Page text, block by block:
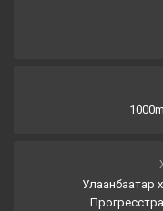
Улаанбаатар